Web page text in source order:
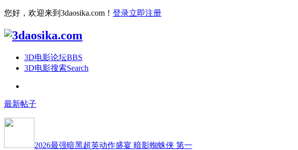
您好，欢迎来到3daosika.com！ 登录立即注册
3D电影论坛BBS
3D电影搜索Search
最新帖子
2026最强暗黑超英动作盛宴 暗影蜘蛛侠 第一